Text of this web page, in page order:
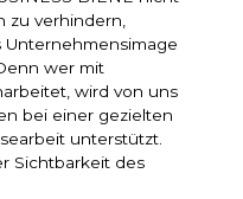
zu verhindern,
wer mit
wird von uns
bei einer gezielten
unterstützt.
Sichtbarkeit des